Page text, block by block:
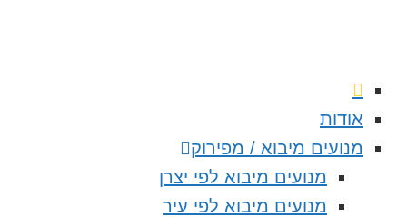
אודות
מנועים מיבוא / מפירוק
מנועים מיבוא לפי יצרן
מנועים מיבוא לפי עיר